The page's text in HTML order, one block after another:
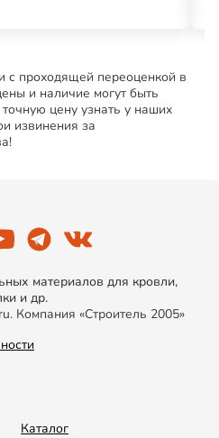
с проходящей переоценкой в
и наличие могут быть
цену узнать у наших
извинения за
материалов для кровли,
и др.
Компания «Строитель 2005»
Каталог